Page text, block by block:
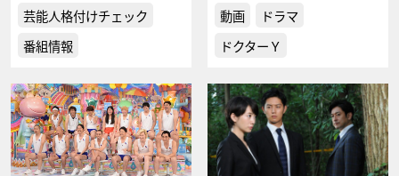
芸能人格付けチェック
番組情報
動画
ドラマ
ドクターＹ